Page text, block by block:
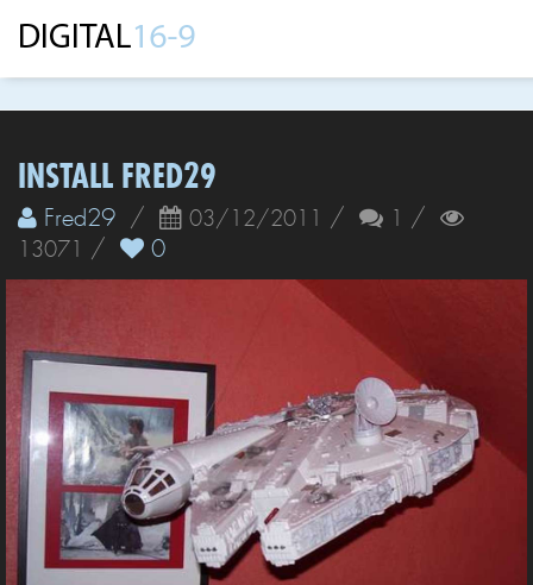
INSTALL FRED29
Fred29 / 03/12/2011 / 1 /
13071 / 0